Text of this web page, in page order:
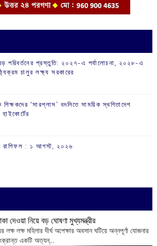
বড় পরিবর্তনের প্রস্তুতি: ২০২৭-এ পর্যালোচনা, ২০২৮-এ
চালুর লক্ষ্য সরকারের
শিক্ষকদের ‘সারপ্লাস’ বদলিতে সাময়িক স্থগিতাদেশ
:‌ ‌‌১ আগস্ট, ২০২৬
দেওয়া নিয়ে বড় ঘোষণা মুখ্যমন্ত্রীর
লক্ষ লক্ষ মহিলার দীর্ঘ অপেক্ষার অবসান ঘটিয়ে অন্নপূর্ণা যোজনার
একটি অত্যন্...